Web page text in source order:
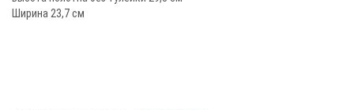
Ширина 23,7 см